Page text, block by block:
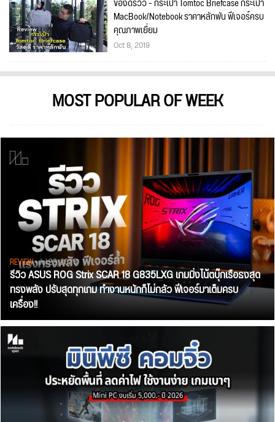
MacBook/Notebook ราคาหลักพัน ฟีเจอร์ครบ
คุณภาพเยี่ยม
Oct 8, 2019
MOST POPULAR OF WEEK
REVIEW• Jul 28, 2026
รีวิว ASUS ROG Strix SCAR 18 G835LXG เกมมิ่งโน้ตบุ๊กเรือธงสุด
ทรงพลัง ปรับสุดทุกเกม ทำงานหนักก็ไม่กลัว ฟีเจอร์มาเต็มครบ
เครื่อง!!